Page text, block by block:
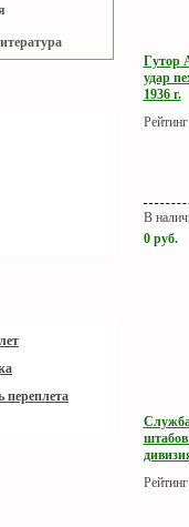
переплета
Гутор
удар
1936 г.
Рейтинг
В
0 руб.
Рейтинг